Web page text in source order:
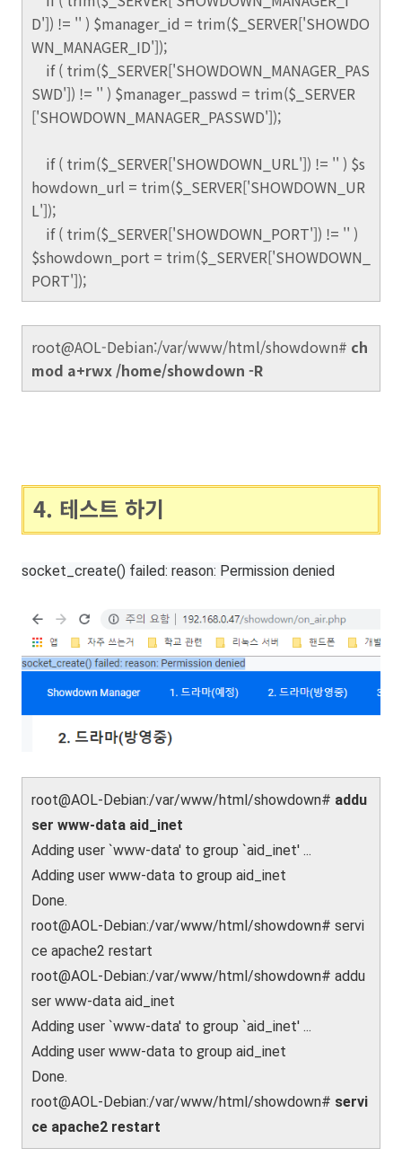
D']) != '' ) $manager_id = trim($_SERVER['SHOWDO
WN_MANAGER_ID']);
if ( trim($_SERVER['SHOWDOWN_MANAGER_PAS
SWD']) != '' ) $manager_passwd = trim($_SERVER
['SHOWDOWN_MANAGER_PASSWD']);
if ( trim($_SERVER['SHOWDOWN_URL']) != '' ) $s
howdown_url = trim($_SERVER['SHOWDOWN_UR
L']);
if ( trim($_SERVER['SHOWDOWN_PORT']) != '' )
$showdown_port = trim($_SERVER['SHOWDOWN_
PORT']);
root@AOL-Debian:/var/www/html/showdown# ch
mod a+rwx /home/showdown -R
4. 테스트 하기
socket_create() failed: reason: Permission denied
root@AOL-Debian:/var/www/html/showdown# addu
ser www-data aid_inet
Adding user `www-data' to group `aid_inet' ...
Adding user www-data to group aid_inet
Done.
root@AOL-Debian:/var/www/html/showdown# servi
ce apache2 restart
root@AOL-Debian:/var/www/html/showdown# addu
ser www-data aid_inet
Adding user `www-data' to group `aid_inet' ...
Adding user www-data to group aid_inet
Done.
root@AOL-Debian:/var/www/html/showdown# servi
ce apache2 restart